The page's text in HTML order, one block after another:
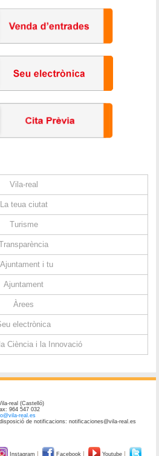
Vila-real
La teua ciutat
Turisme
i tu
Ajuntament
Àrees
electrònica
Ciència i la Innovació
real (Castelló)
964 547 032
real.es
de notificacions: notificaciones@vila-real.es
Instagram Facebook Youtube